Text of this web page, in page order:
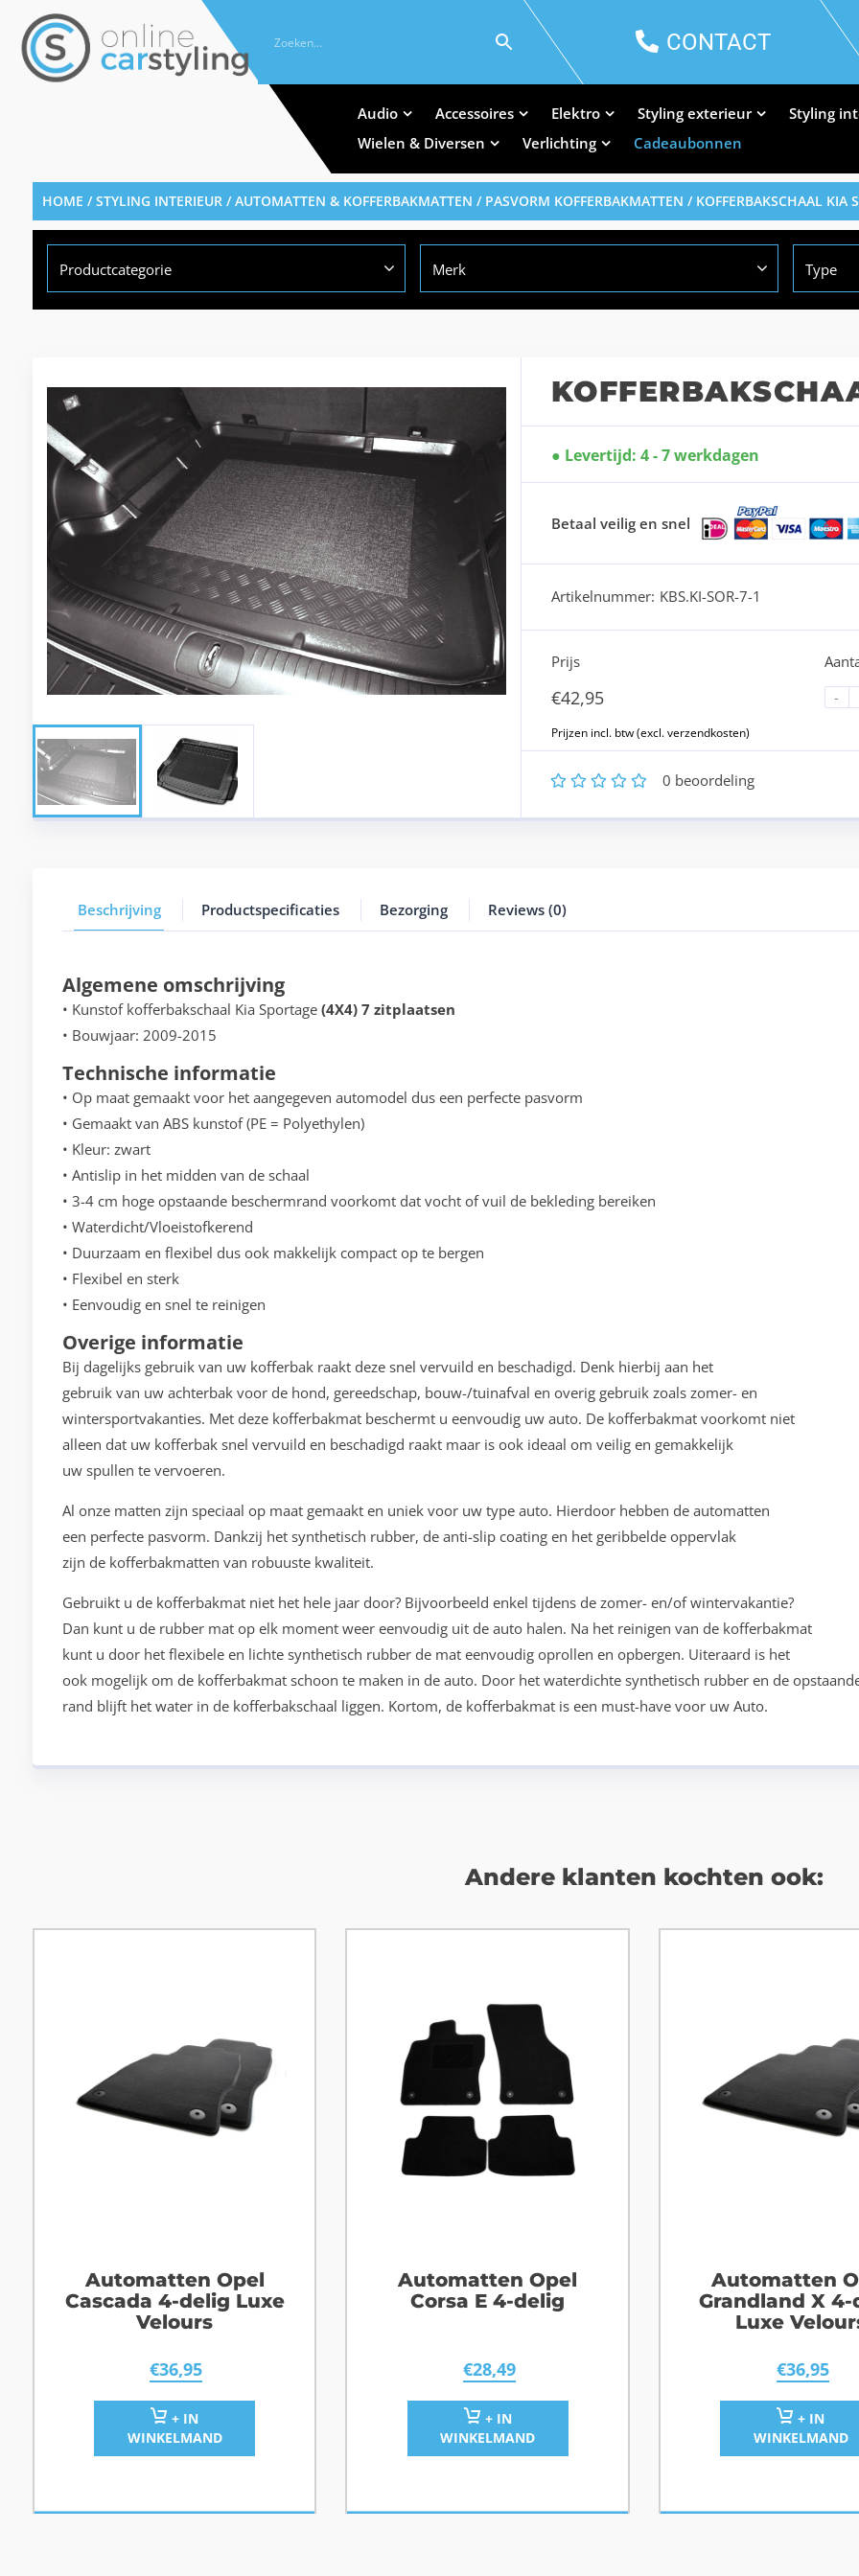
CONTACT
Audio Accessoires Elektro Styling exterieur
Styling
Wielen & Diversen
Verlichting Cadeaubonnen
HOME /STYLING INTERIEUR/AUTOMATTEN & KOFFERBAKMATTEN / PASVORM KOFFERBAKMATTEN / KOFFERBAKSCHAAL KIA
Productcategorie Merk Type
Levertijd: 4 - 7 werkdagen
Betaal veilig en snel
Artikelnummer: KBS.KI-SOR-7-1
Prijs
€42,95
-
5
4
3
2 0 beoordeling
Beschrijving Productspecificaties Bezorging Reviews (0)
Algemene omschrijving
• Kunstof kofferbakschaal Kia Sportage (4X4) 7 zitplaatsen
• Bouwjaar: 2009-2015
Technische informatie
• Op maat gemaakt voor het aangegeven automodel dus een perfecte pasvorm
• Gemaakt van ABS kunstof (PE = Polyethylen)
• Kleur: zwart
• Antislip in het midden van de schaal
• 3-4 cm hoge opstaande beschermrand voorkomt dat vocht of vuil de bekleding bereiken
• Waterdicht/Vloeistofkerend
• Duurzaam en flexibel dus ook makkelijk compact op te bergen
• Flexibel en sterk
• Eenvoudig en snel te reinigen
Overige informatie
Bij dagelijks gebruik van uw kofferbak raakt deze snel vervuild en beschadigd. Denk hierbij aan het
gebruik van uw achterbak voor de hond, gereedschap, bouw-/tuinafval en overig gebruik zoals zomer- en
wintersportvakanties. Met deze kofferbakmat beschermt u eenvoudig uw auto. De kofferbakmat voorkomt niet
alleen dat uw kofferbak snel vervuild en beschadigd raakt maar is ook ideaal om veilig en gemakkelijk
uw spullen te vervoeren.
Al onze matten zijn speciaal op maat gemaakt en uniek voor uw type auto. Hierdoor hebben de automatten
een perfecte pasvorm. Dankzij het synthetisch rubber, de anti-slip coating en het geribbelde oppervlak
zijn de kofferbakmatten van robuuste kwaliteit.
Gebruikt u de kofferbakmat niet het hele jaar door? Bijvoorbeeld enkel tijdens de zomer- en/of wintervakantie?
Dan kunt u de rubber mat op elk moment weer eenvoudig uit de auto halen. Na het reinigen van de kofferbakmat
kunt u door het flexibele en lichte synthetisch rubber de mat eenvoudig oprollen en opbergen. Uiteraard is het
ook mogelijk om de kofferbakmat schoon te maken in de auto. Door het waterdichte synthetisch rubber en de
rand blijft het water in de kofferbakschaal liggen. Kortom, de kofferbakmat is een must-have voor uw Auto.
Andere klanten kochten ook:
Automatten Opel
Cascada 4-delig Luxe
Velours
€36,95
+ IN
WINKELMAND
Automatten Opel
Corsa E 4-delig
€28,49
+ IN
WINKELMAND
Automatten
Grandland X
Luxe
€36,95
+ IN
WINKELMAND